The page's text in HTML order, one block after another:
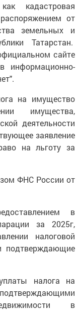
кадастровая
от
земельных и
Татарстан.
сайте
информационно-
на имущество
имущества,
деятельности
заявление
на льготу за
ФНС России от
в
за 2025г,
налоговой
налога на
в